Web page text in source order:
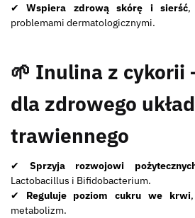
✔Wspiera zdrową skórę i sierść,
problemami dermatologicznymi.
🌱 Inulina z cykorii
dla zdrowego
trawiennego
✔ Sprzyja rozwojowi
Lactobacillus i Bifidobacterium.
✔ Reguluje poziom cukru we krwi
metabolizm.